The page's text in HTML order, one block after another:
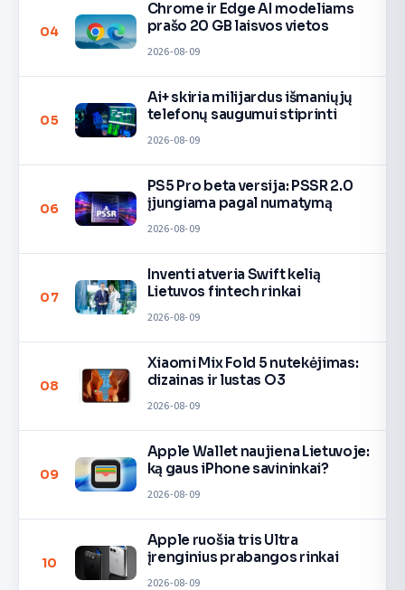
04
Chrome ir Edge AI modeliams
prašo 20 GB laisvos vietos
2026-08-09
05
Ai+ skiria milijardus išmaniųjų
telefonų saugumui stiprinti
2026-08-09
06
PS5 Pro beta versija: PSSR 2.0
įjungiama pagal numatymą
2026-08-09
07
Inventi atveria Swift kelią
Lietuvos fintech rinkai
2026-08-09
08
Xiaomi Mix Fold 5 nutekėjimas:
dizainas ir lustas O3
2026-08-09
09
Apple Wallet naujiena Lietuvoje:
ką gaus iPhone savininkai?
2026-08-09
10
Apple ruošia tris Ultra
įrenginius prabangos rinkai
2026-08-09